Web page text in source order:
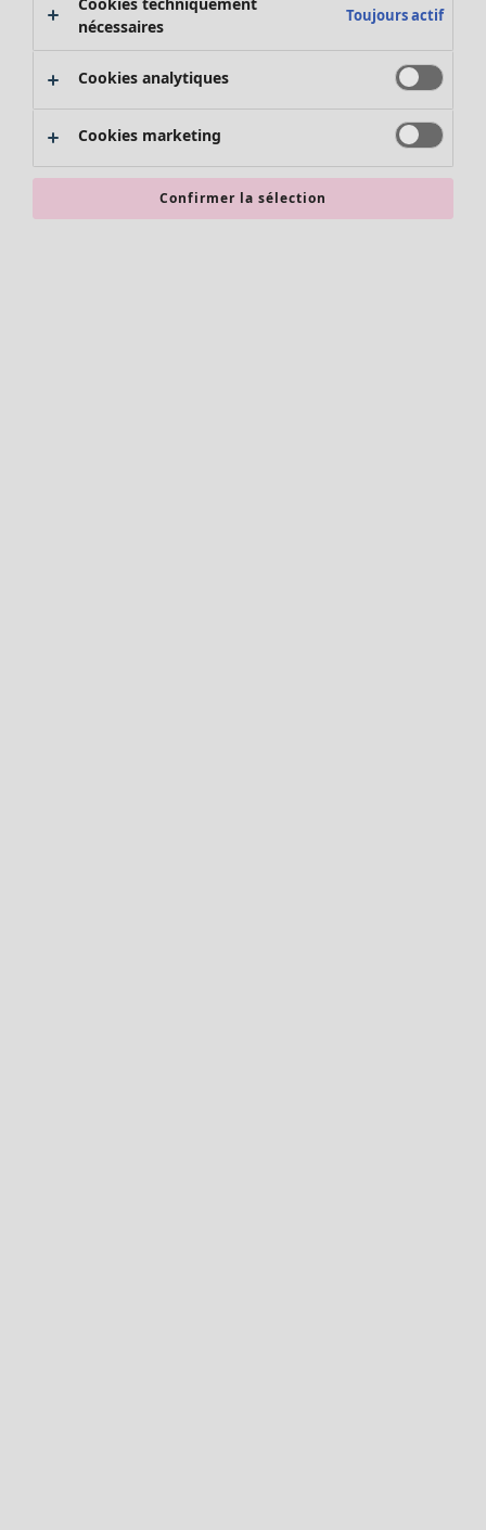
Promos SOLDES
Les promos de Gudrun Sjödén
Nouvel arrivage
Bonnes affaires en soldes - jusqu'à -70
nécessaires
Toujours actif
Cookies analytiques
Cookies marketing
Confirmer la sélection